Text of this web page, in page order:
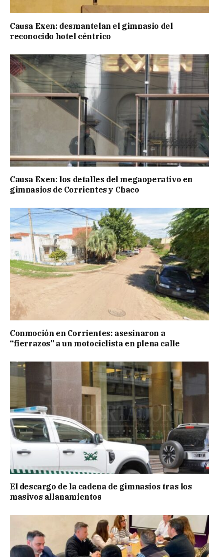
Causa Exen: desmantelan el gimnasio del
reconocido hotel céntrico
Causa Exen: los detalles del megaoperativo en
gimnasios de Corrientes y Chaco
Conmoción en Corrientes: asesinaron a
“fierrazos” a un motociclista en plena calle
El descargo de la cadena de gimnasios tras los
masivos allanamientos